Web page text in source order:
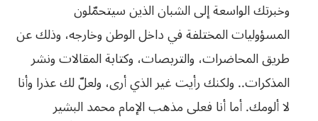
وخبرتك الواسعة إلى الشبان الذين سيتحمّلون
المسؤوليات المختلفة في داخل الوطن وخارجه، وذلك عن
طريق المحاضرات، والتربصات، وكتابة المقالات ونشر
المذكرات.. ولكنك رأيت غير الذي أرى، ولعلّ لك عذرا وأنا
لا ألومك. أما أنا فعلى مذهب الإمام محمد البشير